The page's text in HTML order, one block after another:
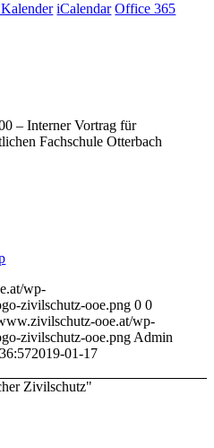
iCalendar Office 365
– Interner Vortrag für
Fachschule Otterbach
wp-
zivilschutz-ooe.png 0 0
ooe.at/wp-
zivilschutz-ooe.png Admin
2019-01-17